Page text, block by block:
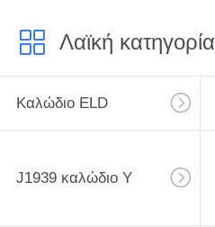
τεντώματος,Μηχαν...
Λαϊκή κατηγορία
Καλώδιο ELD
J1939 καλώδιο Υ